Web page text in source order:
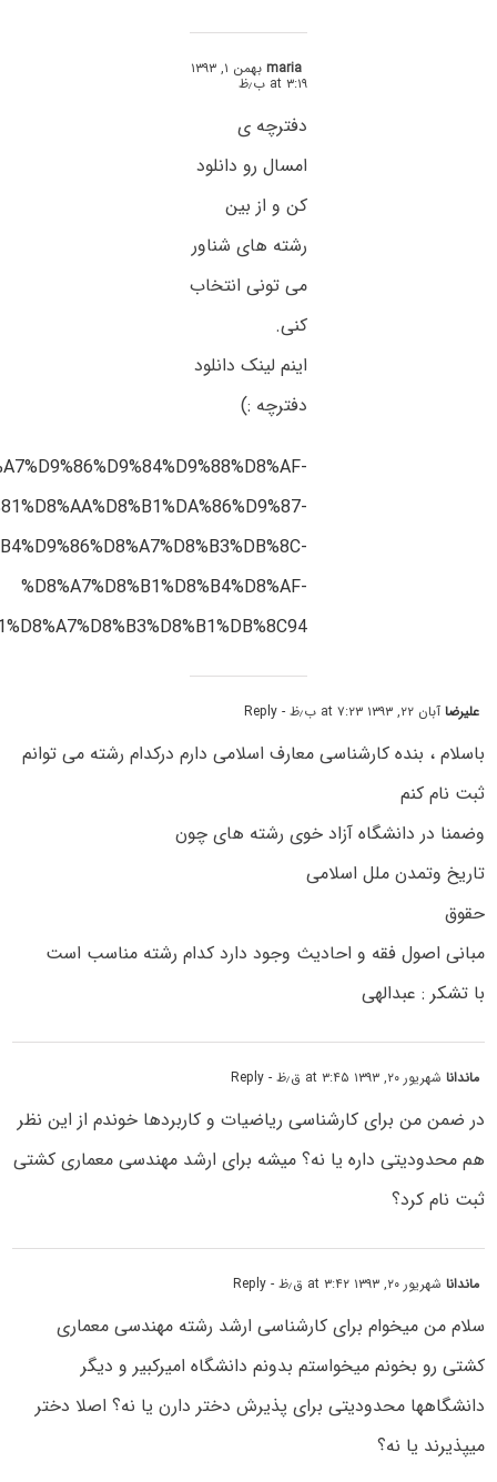
maria بهمن ۱, ۱۳۹۳
at ۳:۱۹ ب٫ظ
دفترچه ی
امسال رو دانلود
کن و از بین
رشته های شناور
می تونی انتخاب
کنی.
اینم لینک دانلود
دفترچه :)
%D8%A7%D8%B1%D8%B4%D8%AF-
علیرضاآبان ۲۲, ۱۳۹۳ at ۷:۲۳ ب٫ظ - Reply
باسلام ، بنده کارشناسی معارف اسلامی دارم درکدام رشته می توانم
ثبت نام کنم
وضمنا در دانشگاه آزاد خوی رشته های چون
تاریخ وتمدن ملل اسلامی
حقوق
مبانی اصول فقه و احادیث وجود دارد کدام رشته مناسب است
با تشکر : عبدالهی
مانداناشهریور ۲۰, ۱۳۹۳ at ۳:۴۵ ق٫ظ - Reply
در ضمن من برای کارشناسی ریاضیات و کاربردها خوندم از این نظر
هم محدودیتی داره یا نه؟ میشه برای ارشد مهندسی معماری کشتی
ثبت نام کرد؟
مانداناشهریور ۲۰, ۱۳۹۳ at ۳:۴۲ ق٫ظ - Reply
سلام من میخوام برای کارشناسی ارشد رشته مهندسی معماری
کشتی رو بخونم میخواستم بدونم دانشگاه امیرکبیر و دیگر
دانشگاهها محدودیتی برای پذیرش دختر دارن یا نه؟ اصلا دختر
میپذیرند یا نه؟